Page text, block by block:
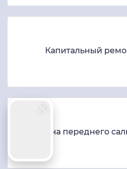
Капитальный
Замена переднего